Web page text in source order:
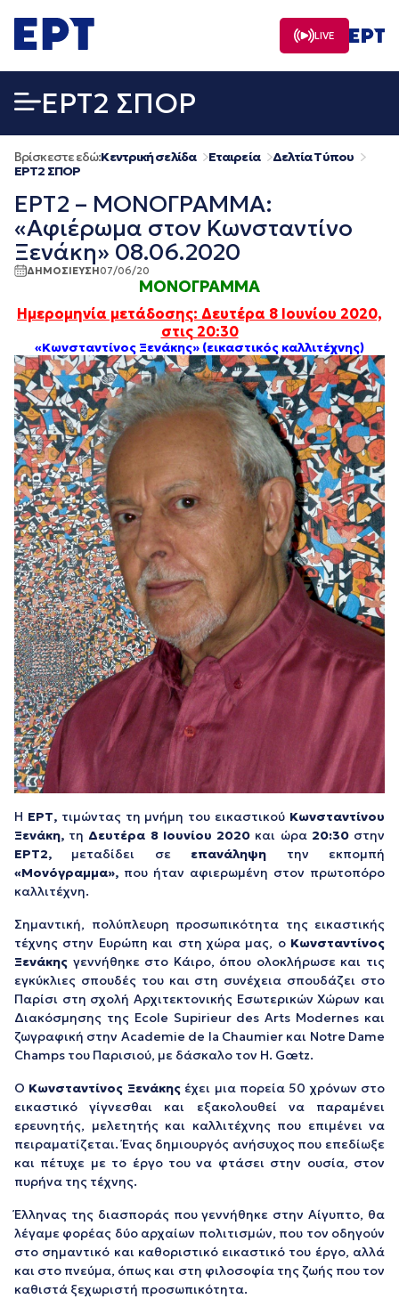
σε
περιεχόμενο
LIVE
EΡΤ2 ΣΠΟΡ
Βρίσκεστε εδώ:Κεντρική σελίδα Εταιρεία
Δελτία Τύπου
EΡΤ2 ΣΠΟΡ
ΕΡΤ2 – ΜΟΝΟΓΡΑΜΜΑ:
«Αφιέρωμα στον Κωνσταντίνο
Ξενάκη» 08.06.2020
ΔΗΜΟΣΙΕΥΣΗ07/06/20
ΜΟΝΟΓΡΑΜΜΑ
Ημερομηνία μετάδοσης: Δευτέρα 8 Ιουνίου 2020,
στις 20:30
«Κωνσταντίνος Ξενάκης» (εικαστικός καλλιτέχνης)
Η ΕΡΤ,τιμώντας τη μνήμη του εικαστικού Κωνσταντίνου
Ξενάκη, τη Δευτέρα 8 Ιουνίου 2020 και ώρα 20:30 στην
ΕΡΤ2, μεταδίδει σε επανάληψη την εκπομπή
«Μονόγραμμα», που ήταν αφιερωμένη στον πρωτοπόρο
καλλιτέχνη.
Σημαντική, πολύπλευρη προσωπικότητα της εικαστικής
τέχνης στην Ευρώπη και στη χώρα μας, ο Κωνσταντίνος
Ξενάκης γεννήθηκε στο Κάιρο, όπου ολοκλήρωσε και τις
εγκύκλιες σπουδές του και στη συνέχεια σπουδάζει στο
Παρίσι στη σχολή Αρχιτεκτονικής Εσωτερικών Χώρων και
Διακόσμησης της Ecole Supirieur des Arts Modernes και
ζωγραφική στην Academie de la Chaumier και Notre Dame
Champs του Παρισιού, με δάσκαλο τον H. Gœtz.
Ο Κωνσταντίνος Ξενάκηςέχει μια πορεία 50 χρόνων στο
εικαστικό γίγνεσθαι και εξακολουθεί να παραμένει
ερευνητής, μελετητής και καλλιτέχνης που επιμένει να
πειραματίζεται. Ένας δημιουργός ανήσυχος που επεδίωξε
και πέτυχε με το έργο του να φτάσει στην ουσία, στον
πυρήνα της τέχνης.
Έλληνας της διασποράς που γεννήθηκε στην Αίγυπτο, θα
λέγαμε φορέας δύο αρχαίων πολιτισμών, που τον οδηγούν
στο σημαντικό και καθοριστικό εικαστικό του έργο, αλλά
και στο πνεύμα, όπως και στη φιλοσοφία της ζωής που τον
καθιστά ξεχωριστή προσωπικότητα.